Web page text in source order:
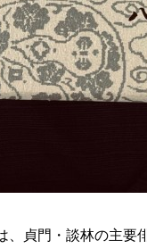
、貞門・談林の主